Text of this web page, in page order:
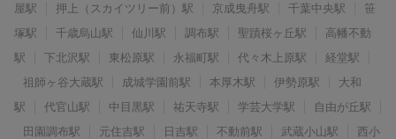
屋駅
押上（スカイツリー前）駅 京成曳舟駅 千葉中央駅
笹
塚駅
千歳烏山駅 仙川駅 調布駅 聖蹟桜ヶ丘駅
高幡不動
駅
下北沢駅 東松原駅 永福町駅 代々木上原駅
経堂駅
祖師ヶ谷大蔵駅
成城学園前駅 本厚木駅 伊勢原駅
大和
駅
代官山駅 中目黒駅 祐天寺駅 学芸大学駅
自由が丘駅
田園調布駅
元住吉駅 日吉駅 不動前駅 武蔵小山駅
西小